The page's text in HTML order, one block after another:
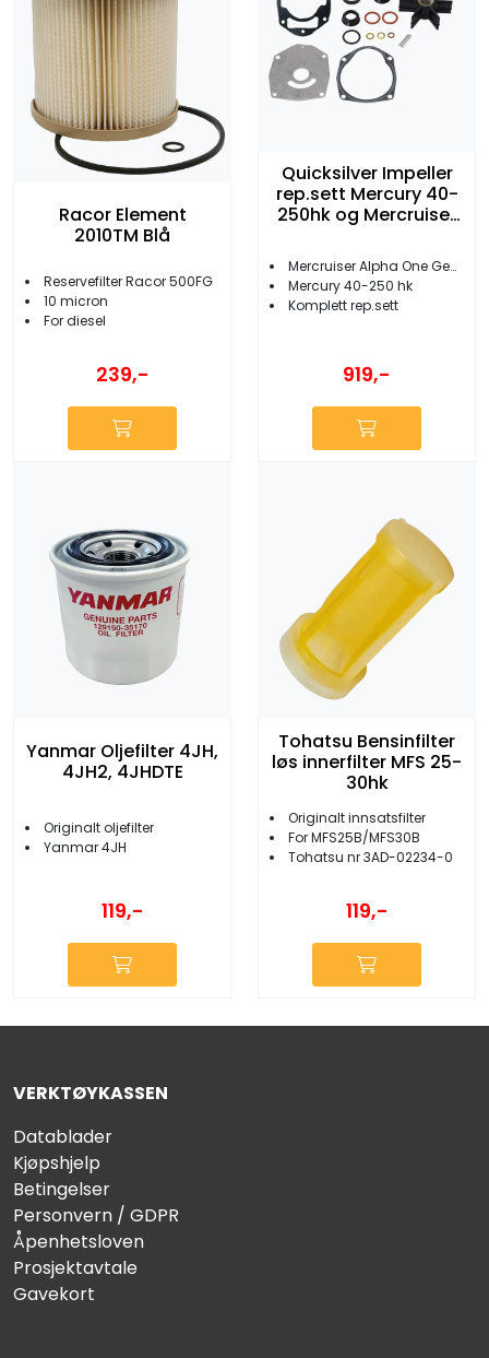
Racor Element
2010TM Blå
Reservefilter Racor 500FG
10 micron
For diesel
239,-
Quicksilver Impeller
rep.sett Mercury 40-
250hk og Mercruiser
Mercruiser Alpha One Gen 2
Mercury 40-250 hk
Komplett rep.sett
919,-
Yanmar Oljefilter 4JH,
4JH2, 4JHDTE
Originalt oljefilter
Yanmar 4JH
119,-
Tohatsu Bensinfilter
løs innerfilter MFS 25-
30hk
Originalt innsatsfilter
For MFS25B/MFS30B
Tohatsu nr 3AD-02234-0
119,-
VERKTØYKASSEN
Datablader
Kjøpshjelp
Betingelser
Personvern / GDPR
Åpenhetsloven
Prosjektavtale
Gavekort